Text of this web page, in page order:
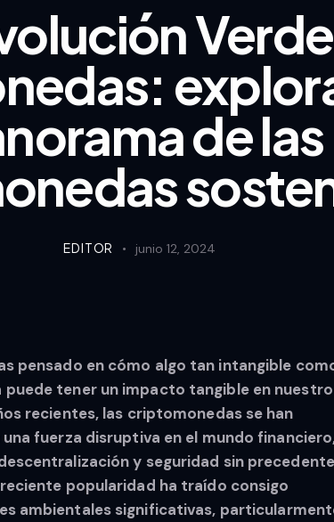
de las
EDITOR junio 12, 2024
pensado en cómo algo tan intangible
tener un impacto tangible en nuestro
recientes, las criptomonedas se han
fuerza disruptiva en el mundo
y seguridad sin
popularidad ha traído consigo
ambientales significativas,